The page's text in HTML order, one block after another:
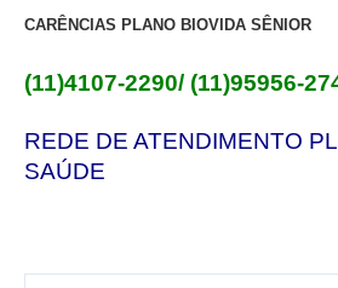
CARÊNCIAS PLANO BIOVIDA SÊNIOR
(11)4107-2290/ (11)95956-
REDE DE ATENDIMENTO
SAÚDE